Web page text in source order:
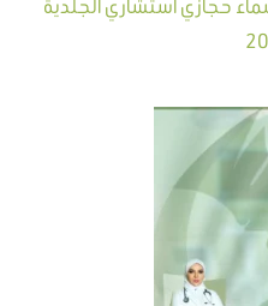
حجازي استشاري الجلدية